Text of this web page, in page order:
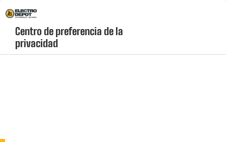
Menú
geolocation-header-icon-text
account
Centro de preferencia de la
privacidad